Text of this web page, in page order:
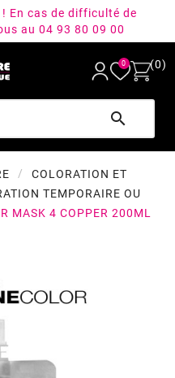
En cas de difficulté de
au 04 93 80 09 00
0 (0)

COLORATION ET
TEMPORAIRE OU
MASK 4 COPPER 200ML